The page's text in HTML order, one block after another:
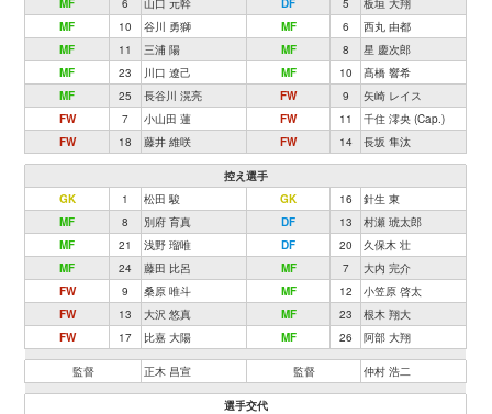
MF
10 谷川 勇獅 MF 6
西丸 由都
MF
11 三浦 陽 MF 8
星 慶次郎
MF
23 川口 遼己 MF 10
髙橋 響希
MF
25 長谷川 滉亮 FW 9
矢崎 レイス
FW
7 小山田 蓮 FW 11
千住 澪央 (Cap.)
FW
18 藤井 維咲 FW 14 長坂 隼汰
控え選手
GK
1 松田 駿 GK 16
針生 東
MF
8 別府 育真 DF 13
村瀬 琥太郎
MF
21 浅野 瑠唯 DF 20
久保木 壮
MF
24 藤田 比呂 MF 7
大内 完介
FW
9 桑原 唯斗 MF 12
小笠原 啓太
FW
13 大沢 悠真 MF 23
根木 翔大
FW
17 比嘉 大陽 MF 26 阿部 大翔
監督 正木 昌宣 監督 仲村 浩二
選手交代